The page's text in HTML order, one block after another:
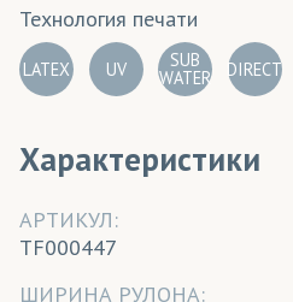
Технология печати
LATEX UV SUB
WATER DIRECT
Характеристики
АРТИКУЛ:
TF000447
ШИРИНА РУЛОНА: